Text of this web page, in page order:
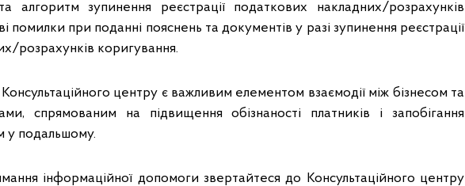
алгоритм зупинення реєстрації податкових накладних/розрахунків
помилки при поданні пояснень та документів у разі зупинення реєстрації
розрахунків коригування.
Консультаційного центру є важливим елементом взаємодії між бізнесом та
спрямованим на підвищення обізнаності платників і запобігання
у подальшому.
інформаційної допомоги звертайтеся до Консультаційного центру